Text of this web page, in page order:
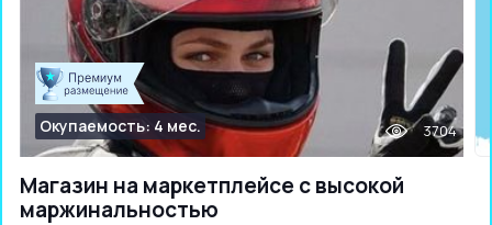
Магазин на маркетплейсе с высокой
маржинальностью
Окупаемость: 4 мес. 3704